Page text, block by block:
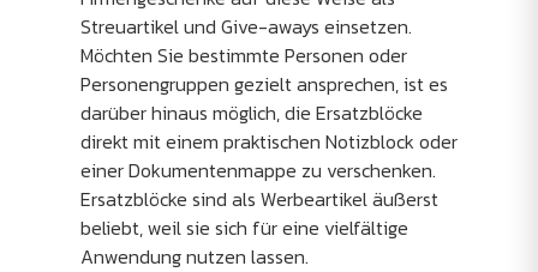
Streuartikel und Give-aways einsetzen.
Möchten Sie bestimmte Personen oder
Personengruppen gezielt ansprechen, ist es
darüber hinaus möglich, die Ersatzblöcke
direkt mit einem praktischen Notizblock oder
einer Dokumentenmappe zu verschenken.
Ersatzblöcke sind als Werbeartikel äußerst
beliebt, weil sie sich für eine vielfältige
Anwendung nutzen lassen.